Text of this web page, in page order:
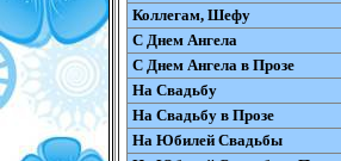
Коллегам, Шефу
С Днем Ангела
С Днем Ангела в Прозе
На Свадьбу
На Свадьбу в Прозе
На Юбилей Свадьбы